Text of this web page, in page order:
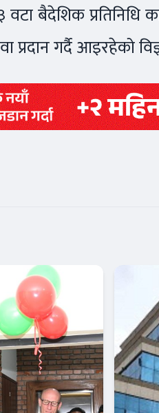
बैदेशिक प्रतिनिधि
प्रदान गर्दै आइरहेको